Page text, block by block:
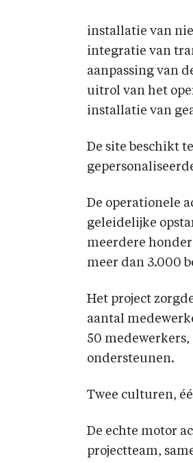
installatie van
integratie van
aanpassing van
uitrol van het
installatie van
De site beschikt
De operationele
geleidelijke
meerdere
meer dan 3.000
Het project
aantal
50
ondersteunen.
Twee culturen,
De echte motor
projectteam,